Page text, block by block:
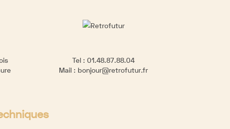
Tel :01.48.87.88.04
Mail : bonjour@retrofutur.fr